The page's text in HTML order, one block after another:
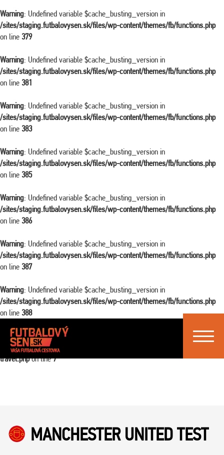
Warning: Undefined variable $cache_busting_version in
/sites/staging.futbalovysen.sk/files/wp-content/themes/fb/functions.php
on line 379
Warning: Undefined variable $cache_busting_version in
/sites/staging.futbalovysen.sk/files/wp-content/themes/fb/functions.php
on line 381
Warning: Undefined variable $cache_busting_version in
/sites/staging.futbalovysen.sk/files/wp-content/themes/fb/functions.php
on line 383
Warning: Undefined variable $cache_busting_version in
/sites/staging.futbalovysen.sk/files/wp-content/themes/fb/functions.php
on line 385
Warning: Undefined variable $cache_busting_version in
/sites/staging.futbalovysen.sk/files/wp-content/themes/fb/functions.php
on line 386
Warning: Undefined variable $cache_busting_version in
/sites/staging.futbalovysen.sk/files/wp-content/themes/fb/functions.php
on line 387
Warning: Undefined variable $cache_busting_version in
/sites/staging.futbalovysen.sk/files/wp-content/themes/fb/functions.php
on line 388
Toggle
Warning: Attempt to read property "ID" on false in
/sites/staging.futbalovysen.sk/files/wp-content/themes/fb/single-
travel.phpon line7
MANCHESTER UNITED TEST